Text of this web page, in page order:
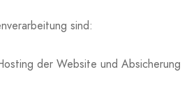
sind:
der Website und Absicherung